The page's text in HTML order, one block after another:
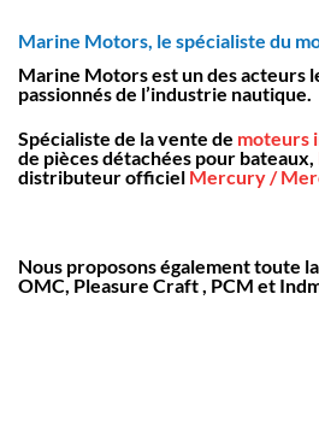
Marine Motors, le spécialiste du
Marine Motors est un des acteurs
passionnés de l’industrie nautique.
Spécialiste de la vente de moteurs
de pièces détachées pour bateaux,
distributeur officiel Mercury /
Nous proposons également toute
OMC, Pleasure Craft , PCM et